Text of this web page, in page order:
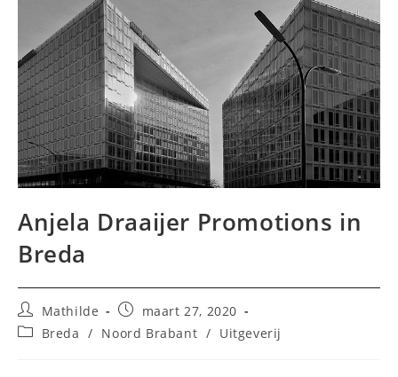
Anjela Draaijer Promotions in
Breda
Bericht
auteur:
Mathilde
Bericht
gepubliceerd
op:
maart 27, 2020
Berichtcategorie:
Breda / Noord Brabant / Uitgeverij